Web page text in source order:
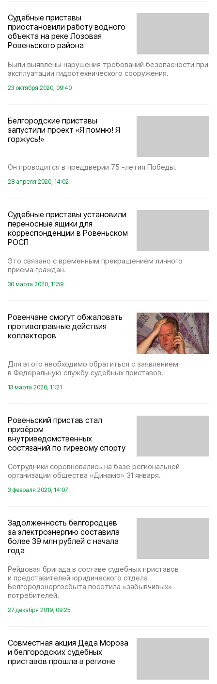
Судебные приставы
приостановили работу водного
объекта на реке Лозовая
Ровеньского района
Были выявлены нарушения требований безопасности при
эксплуатации гидротехнического сооружения.
23 октября 2020, 09:40
Белгородские приставы
запустили проект «Я помню! Я
горжусь!»
Он проводится в преддверии 75 -летия Победы.
28 апреля 2020, 14:02
Судебные приставы установили
переносные ящики для
корреспонденции в Ровеньском
РОСП
Это связано с временным прекращением личного
приёма граждан.
30 марта 2020, 11:59
Ровенчане смогут обжаловать
противоправные действия
коллекторов
Для этого необходимо обратиться с заявлением
в Федеральную службу судебных приставов.
13 марта 2020, 11:21
Ровеньский пристав стал
призёром
внутриведомственных
состязаний по гиревому спорту
Сотрудники соревновались на базе региональной
организации общества «Динамо» 31 января.
3 февраля 2020, 14:07
Задолженность белгородцев
за электроэнергию составила
более 39 млн рублей с начала
года
Рейдовая бригада в составе судебных приставов
и представителей юридического отдела
Белгородэнергосбыта посетила «забывчивых»
потребителей.
27 декабря 2019, 09:25
Совместная акция Деда Мороза
и белгородских судебных
приставов прошла в регионе